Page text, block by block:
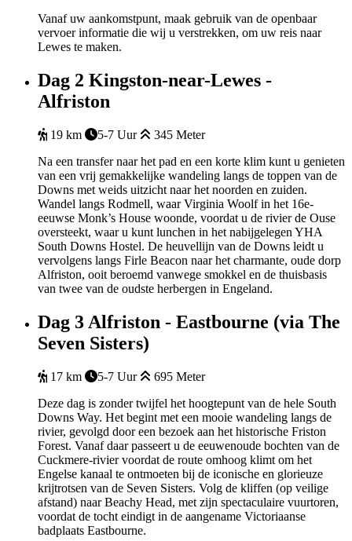
Vanaf uw aankomstpunt, maak gebruik van de openbaar
vervoer informatie die wij u verstrekken, om uw reis naar
Lewes te maken.
Dag 2 Kingston-near-Lewes -
Alfriston
19 km 5-7 Uur
345 Meter
Na een transfer naar het pad en een korte klim kunt u genieten
van een vrij gemakkelijke wandeling langs de toppen van de
Downs met weids uitzicht naar het noorden en zuiden.
Wandel langs Rodmell, waar Virginia Woolf in het 16e-
eeuwse Monk’s House woonde, voordat u de rivier de Ouse
oversteekt, waar u kunt lunchen in het nabijgelegen YHA
South Downs Hostel. De heuvellijn van de Downs leidt u
vervolgens langs Firle Beacon naar het charmante, oude dorp
Alfriston, ooit beroemd vanwege smokkel en de thuisbasis
van twee van de oudste herbergen in Engeland.
Dag 3 Alfriston - Eastbourne (via The
Seven Sisters)
17 km 5-7 Uur
695 Meter
Deze dag is zonder twijfel het hoogtepunt van de hele South
Downs Way. Het begint met een mooie wandeling langs de
rivier, gevolgd door een bezoek aan het historische Friston
Forest. Vanaf daar passeert u de eeuwenoude bochten van de
Cuckmere-rivier voordat de route omhoog klimt om het
Engelse kanaal te ontmoeten bij de iconische en glorieuze
krijtrotsen van de Seven Sisters. Volg de kliffen (op veilige
afstand) naar Beachy Head, met zijn spectaculaire vuurtoren,
voordat de tocht eindigt in de aangename Victoriaanse
badplaats Eastbourne.